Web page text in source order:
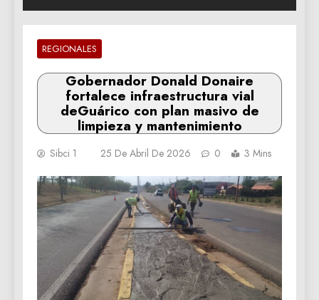
REGIONALES
Gobernador Donald Donaire
fortalece infraestructura vial
deGuárico con plan masivo de
limpieza y mantenimiento
Sibci 1 25 De Abril De 2026 0 3 Mins